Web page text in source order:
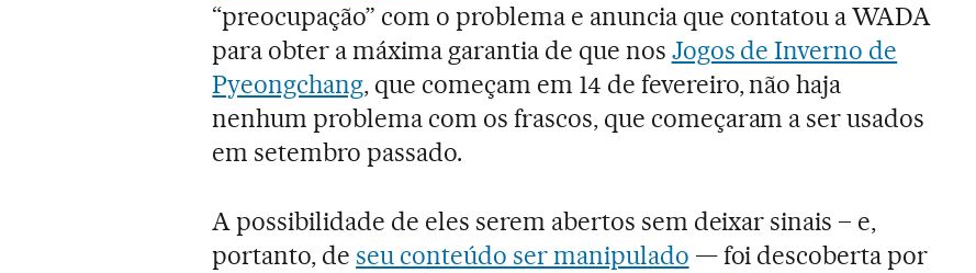
“preocupação” com o problema e anuncia que contatou a WADA
para obter a máxima garantia de que nos Jogos de Inverno de
Pyeongchang, que começam em 14 de fevereiro, não haja
nenhum problema com os frascos, que começaram a ser usados
em setembro passado.
A possibilidade de eles serem abertos sem deixar sinais – e,
portanto, deseu conteúdo ser manipulado — foi descoberta por